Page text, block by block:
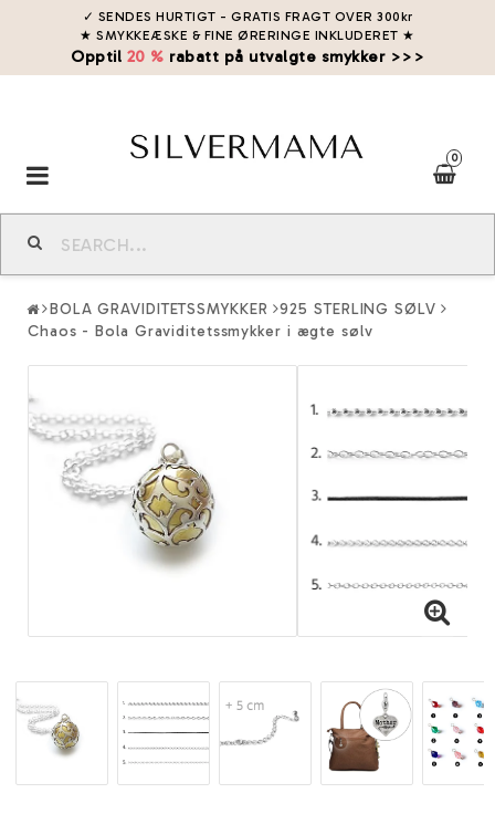
✓ SENDES HURTIGT - GRATIS FRAGT OVER 300kr
★ SMYKKEÆSKE & FINE ØRERINGE INKLUDERET ★
Opptil 20 % rabatt på utvalgte smykker >>>
0
Toggle
navigation
BOLA GRAVIDITETSSMYKKER
925 STERLING SØLV
Chaos - Bola Graviditetssmykker i ægte sølv